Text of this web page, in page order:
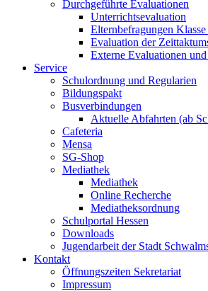
Durchgeführte Evaluationen
Unterrichtsevaluation
Elternbefragungen Klasse
Evaluation der
Externe Evaluationen
Service
Schulordnung und Regularien
Bildungspakt
Busverbindungen
Aktuelle Abfahrten (ab
Cafeteria
Mensa
SG-Shop
Mediathek
Mediathek
Online Recherche
Mediatheksordnung
Schulportal Hessen
Downloads
Jugendarbeit der Stadt
Kontakt
Öffnungszeiten Sekretariat
Impressum